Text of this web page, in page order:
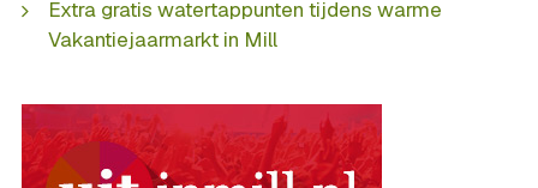
Extra gratis watertappunten tijdens warme
Vakantiejaarmarkt in Mill